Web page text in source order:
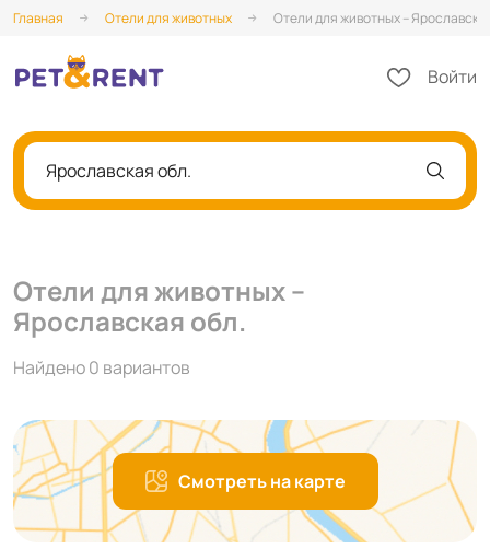
Главная Отели для животных Отели для животных –
Войти
Ярославская обл.
Отели для животных –
Ярославская обл.
Найдено 0 вариантов
Смотреть на карте